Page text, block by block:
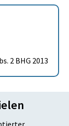
2 BHG 2013